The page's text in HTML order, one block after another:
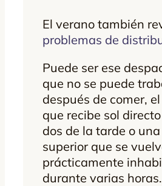
El verano también
problemas de
Puede ser ese
que no se puede
después de comer,
que recibe sol
dos de la tarde o
superior que se
prácticamente
durante varias horas.